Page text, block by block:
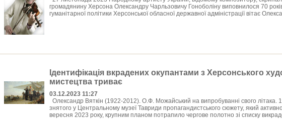
громадянину Херсона Олександру Чарльзовичу Гоноболіну виповнилося 70
гуманітарної політики Херсонської обласної державної адміністрації вітає
Ідентифікація вкрадених окупантами з Херсонського
мистецтва триває
03.12.2023 11:27
Олександр Вяткін (1922-2012). О.Ф. Можайський на випробуванні свого літака.
знятого у Центральному музеї Тавриди пропагандистського сюжету, який
вересня 2023 року, крупним планом потрапило чергове полотно зі списку